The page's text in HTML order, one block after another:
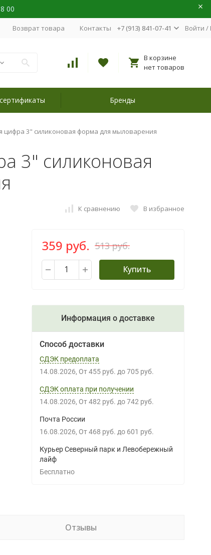
00
Возврат товара Контакты +7 (913) 841-07-41 Войти /
В корзине
нет товаров
Бренды
цифра 3" силиконовая форма для мыловарения
3" силиконовая
К сравнению В избранное
359 руб. 513 руб.
Купить
Информация о доставке
Способ доставки
СДЭК предоплата
14.08.2026 От 455 руб. до 705 руб.
СДЭК оплата при получении
14.08.2026 От 482 руб. до 742 руб.
Почта России
16.08.2026 От 468 руб. до 601 руб.
Курьер Северный парк и Левобережный
лайф
Бесплатно
Отзывы